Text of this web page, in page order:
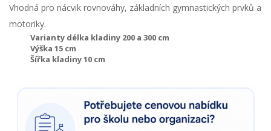
Vhodná pro nácvik rovnováhy, základních gymnastických prvků a
motoriky.
Varianty délka kladiny 200 a 300 cm
Výška 15 cm
Šířka kladiny 10 cm